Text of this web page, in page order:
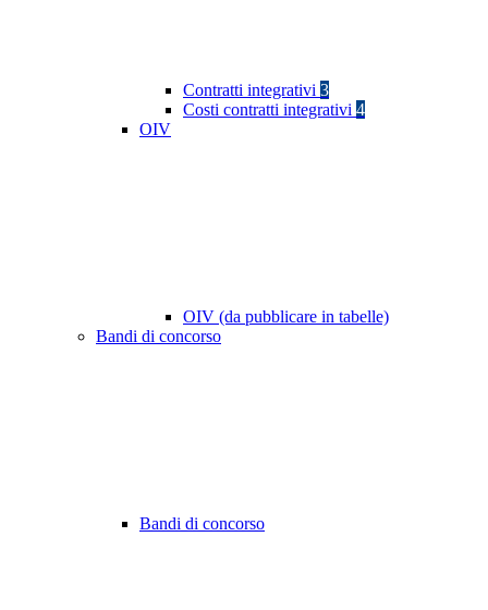
Contratti integrativi 3
Costi contratti integrativi 4
OIV
OIV (da pubblicare in tabelle)
Bandi di concorso
Bandi di concorso